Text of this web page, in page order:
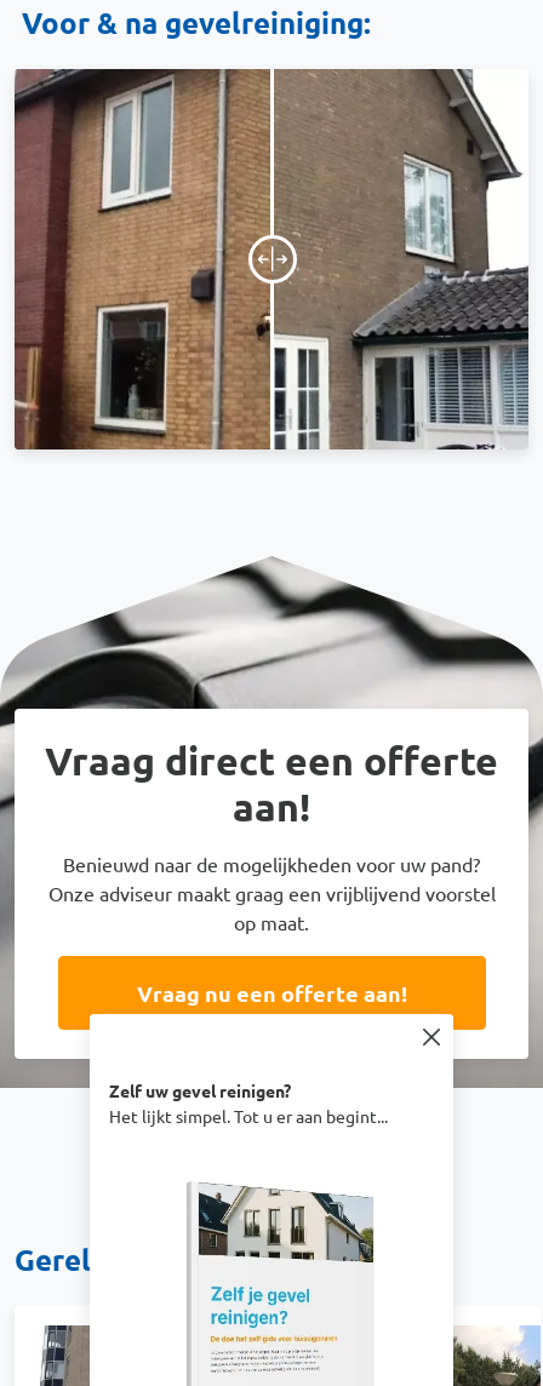
Zelf uw gevel reinigen?
Het lijkt simpel. Tot u er aan begint...
Voor & na gevelreiniging:
Vraag direct een offerte
aan!
Benieuwd naar de mogelijkheden voor uw pand?
Onze adviseur maakt graag een vrijblijvend voorstel
op maat.
Vraag nu een offerte aan!
Gerelateerde projecten
Afbeelding Afbeelding